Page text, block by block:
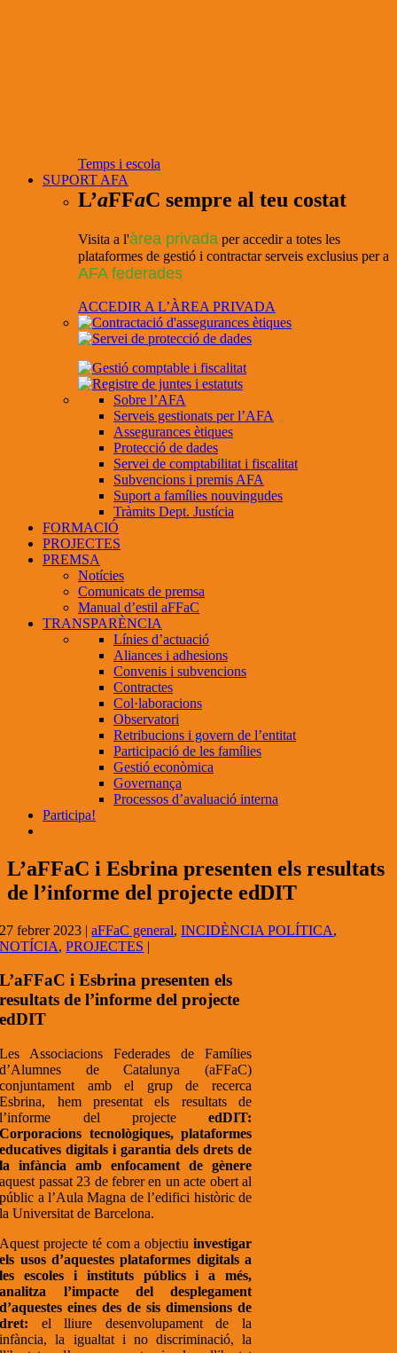
Temps i escola
SUPORT AFA
L’aFFaC sempre al teu costat
Visita a l'àrea privada per accedir a totes les
plataformes de gestió i contractar serveis exclusius per a
AFA federades
ACCEDIR A L’ÀREA PRIVADA
Sobre l’AFA
Serveis gestionats per l’AFA
Assegurances ètiques
Protecció de dades
Servei de comptabilitat i fiscalitat
Subvencions i premis AFA
Suport a famílies nouvingudes
Tràmits Dept. Justícia
FORMACIÓ
PROJECTES
PREMSA
Notícies
Comunicats de premsa
Manual d’estil aFFaC
TRANSPARÈNCIA
Línies d’actuació
Aliances i adhesions
Convenis i subvencions
Contractes
Col·laboracions
Observatori
Retribucions i govern de l’entitat
Participació de les famílies
Gestió econòmica
Governança
Processos d’avaluació interna
Participa!
L’aFFaC i Esbrina presenten els resultats
de l’informe del projecte edDIT
27 febrer 2023 |aFFaC general,INCIDÈNCIA POLÍTICA,
NOTÍCIA,PROJECTES |
L’aFFaC i Esbrina presenten els
resultats de l’informe del projecte
edDIT
Les Associacions Federades de Famílies
d’Alumnes de Catalunya (aFFaC)
conjuntament amb el grup de recerca
Esbrina, hem presentat els resultats de
l’informe del projecte edDIT:
Corporacions tecnològiques, plataformes
educatives digitals i garantia dels drets de
la infància amb enfocament de gènere
aquest passat 23 de febrer en un acte obert al
públic a l’Aula Magna de l’edifici històric de
la Universitat de Barcelona.
Aquest projecte té com a objectiu investigar
els usos d’aquestes plataformes digitals a
les escoles i instituts públics i a més,
analitza l’impacte del desplegament
d’aquestes eines des de sis dimensions de
dret: el lliure desenvolupament de la
infància, la igualtat i no discriminació, la